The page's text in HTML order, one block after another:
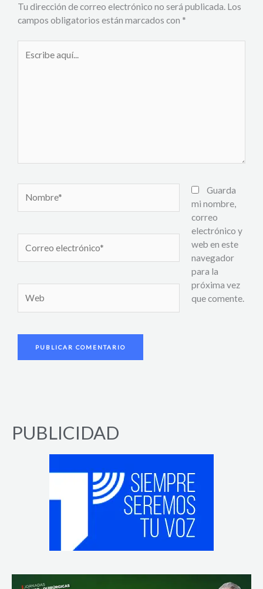
Tu dirección de correo electrónico no será publicada. Los
campos obligatorios están marcados con *
aquí...
electrónico*
Guarda
mi nombre,
correo
electrónico y
web en este
navegador
para la
próxima vez
que comente.
PUBLICIDAD